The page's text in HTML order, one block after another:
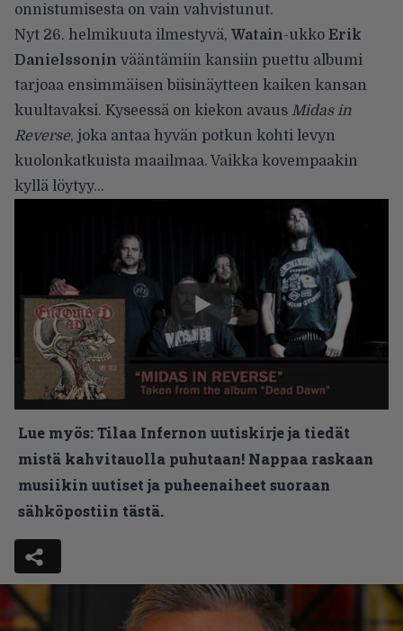
onnistumisesta on vain vahvistunut.
Nyt 26. helmikuuta ilmestyvä, Watain-ukko Erik
Danielssonin vääntämiin kansiin puettu albumi
tarjoaa ensimmäisen biisinäytteen kaiken kansan
kuultavaksi. Kyseessä on kiekon avaus Midas in
Reverse, joka antaa hyvän potkun kohti levyn
kuolonkatkuista maailmaa. Vaikka kovempaakin
kyllä löytyy…
Lue myös:Tilaa Infernon uutiskirje ja tiedät
mistä kahvitauolla puhutaan! Nappaa raskaan
musiikin uutiset ja puheenaiheet suoraan
sähköpostiin tästä.